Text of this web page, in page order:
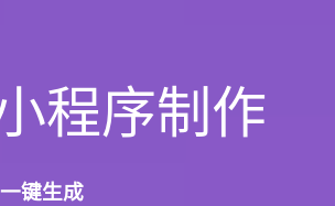
程序制作
一键生成